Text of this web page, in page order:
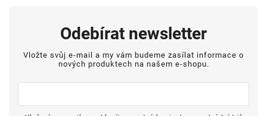
Odebírat newsletter
Vložte svůj e-mail a my vám budeme zasílat informace o
nových produktech na našem e-shopu.